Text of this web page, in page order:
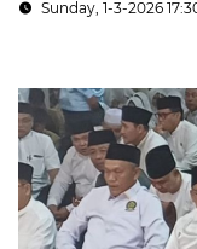
Sunday, 1-3-2026